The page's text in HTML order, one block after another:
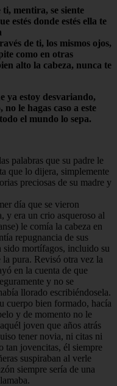
mentira, se siente
estés donde estés ella te
de ti, los mismos ojos,
como en otras
alto la cabeza, nunca te
ya estoy desvariando,
le hagas caso a este
el mundo lo sepa.
palabras que su padre le
que lo dijera, simplemente
preciosas de su madre y
día que se vieron
y era un crio asqueroso al
le comía la cabeza en
repugnancia de sus
sido mortífagos, incluido su
la pura. Revisó otra vez la
en la cuenta de que
y no se
llorado escribiéndosela.
cuerpo bien formado, hacía
y de momento no le
joven que años atrás
tener novia, ni citas ni
tan jovencitas, él siempre
suspiraban al verle
siempre sería de una